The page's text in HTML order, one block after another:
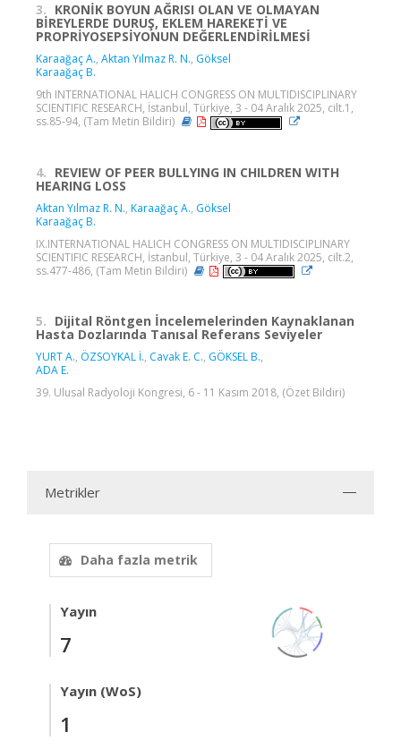
3. KRONİK BOYUN AĞRISI OLAN VE OLMAYAN
BİREYLERDE DURUŞ, EKLEM HAREKETİ VE
PROPRİYOSEPSİYONUN DEĞERLENDİRİLMESİ
Karaağaç A., Aktan Yılmaz R. N., Göksel
Karaağaç B.
9th INTERNATIONAL HALICH CONGRESS ON MULTIDISCIPLINARY
SCIENTIFIC RESEARCH, İstanbul, Türkiye, 3 - 04 Aralık 2025, cilt.1,
ss.85-94, (Tam Metin Bildiri)
4. REVIEW OF PEER BULLYING IN CHILDREN WITH
HEARING LOSS
Aktan Yılmaz R. N., Karaağaç A., Göksel
Karaağaç B.
IX.INTERNATIONAL HALICH CONGRESS ON MULTIDISCIPLINARY
SCIENTIFIC RESEARCH, İstanbul, Türkiye, 3 - 04 Aralık 2025, cilt.2,
ss.477-486, (Tam Metin Bildiri)
5. Dijital Röntgen İncelemelerinden Kaynaklanan
Hasta Dozlarında Tanısal Referans Seviyeler
YURT A., ÖZSOYKAL İ., Cavak E. C., GÖKSEL B.,
ADA E.
39. Ulusal Radyoloji Kongresi, 6 - 11 Kasım 2018, (Özet Bildiri)
Metrikler
Daha fazla metrik
Yayın
7
Yayın (WoS)
1